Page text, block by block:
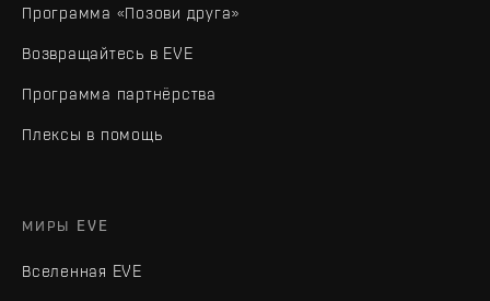
Программа «Позови друга»
Возвращайтесь в EVE
Программа партнёрства
Плексы в помощь
МИРЫ EVE
Вселенная EVE